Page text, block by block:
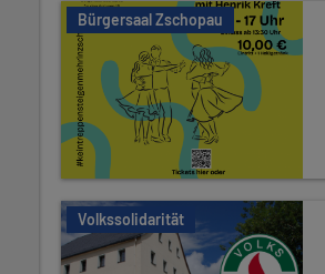
Bürgersaal Zschopau
Volkssolidarität